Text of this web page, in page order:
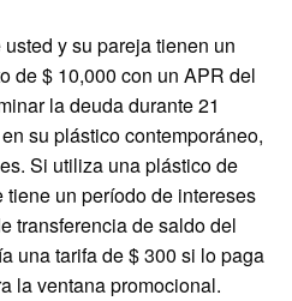
y su pareja tienen un
de $ 10,000 con un APR del
la deuda durante 21
su plástico contemporáneo,
Si utiliza una plástico de
un período de intereses
transferencia de saldo del
una tarifa de $ 300 si lo paga
la ventana promocional.